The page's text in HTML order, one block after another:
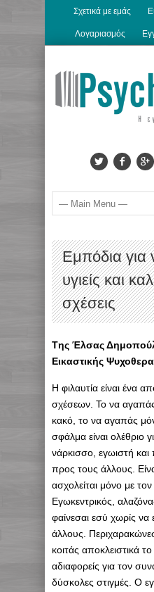
Σχετικά με εμάς
Λογαριασμός
Εμπόδια για
υγιείς και
σχέσεις
Tης Έλσας
Εικαστικής
Η φιλαυτία είναι ένα
σχέσεων. Το να αγαπάς
κακό, το να αγαπάς
σφάλμα είναι ολέθριο
νάρκισσο, εγωιστή
προς τους άλλους.
ασχολείται μόνο με τον
Εγωκεντρικός,
φαίνεσαι εσύ χωρίς να
άλλους.
κοιτάς αποκλειστικά
αδιαφορείς για τον
δύσκολες στιγμές. Ο